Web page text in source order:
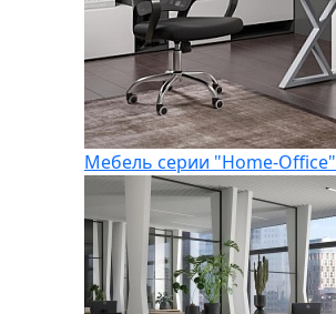
Мебель серии "Home-Office"